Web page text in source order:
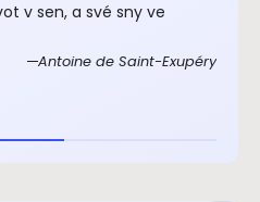
v sen, a své sny ve
Antoine de Saint-Exupéry